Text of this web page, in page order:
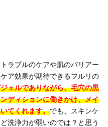
ラブルのケアや肌のバリアー
ア効果が期待できるフルリの
ェルでありながら、毛穴の黒
ディションに働きかけ、メイ
てくれます。でも、スキンケ
洗浄力が弱いのでは？と思う